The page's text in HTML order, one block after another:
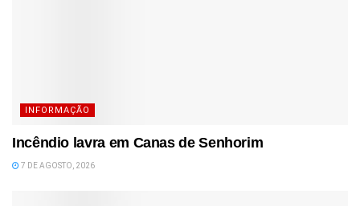
INFORMAÇÃO
Incêndio lavra em Canas de Senhorim
7 DE AGOSTO, 2026